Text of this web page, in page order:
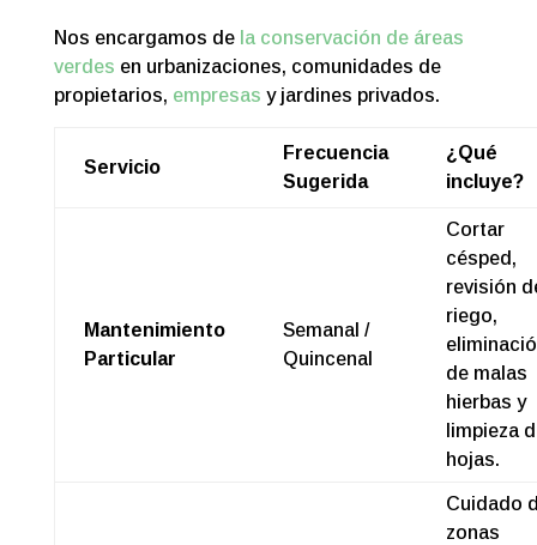
Nos encargamos de la conservación de áreas
verdes en urbanizaciones, comunidades de
propietarios, empresas y jardines privados.
Servicio
Frecuencia
Sugerida
¿Qué
incluye?
Mantenimiento
Particular
Semanal /
Quincenal
Cortar
césped,
revisión
riego,
de malas
hierbas y
limpieza
hojas.
Cuidado
zonas